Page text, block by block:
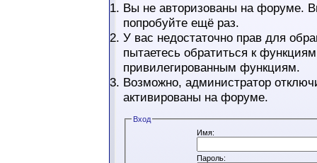
Вы не авторизованы на форуме.
попробуйте ещё раз.
У вас недостаточно прав для
пытаетесь обратиться к
привилегированным функциям.
Возможно, администратор
активированы на форуме.
Вход
Имя:
Пароль: